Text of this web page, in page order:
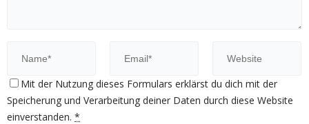
Mit der Nutzung dieses Formulars erklärst du dich mit der
Speicherung und Verarbeitung deiner Daten durch diese Website
einverstanden. *